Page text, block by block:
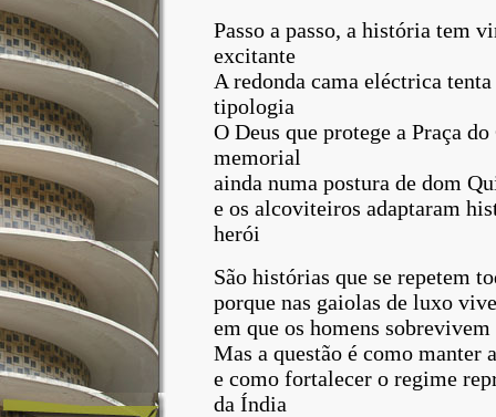
Passo a passo, a história tem
excitante
A redonda cama eléctrica
tipologia
O Deus que protege a Praça
memorial
ainda numa postura de dom
e os alcoviteiros adaptaram
herói
São histórias que se repetem
porque nas gaiolas de luxo
em que os homens
Mas a questão é como manter
e como fortalecer o regime
da Índia